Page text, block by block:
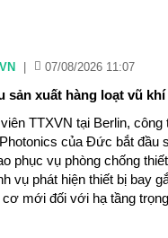
07/08/2026 11:07
sản xuất hàng loạt vũ
TTXVN tại Berlin,
của Đức bắt đầu
phục vụ phòng chống
vụ phát hiện thiết bị bay
cơ mới đối với hạ tầng